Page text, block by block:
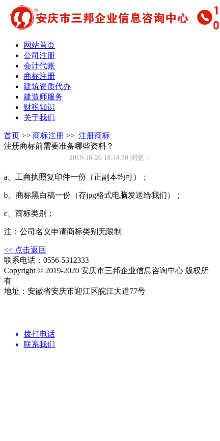
网站首页
公司注册
会计代账
商标注册
建筑资质代办
建造师服务
财税知识
关于我们
首页 >> 商标注册 >> 注册商标
注册商标前需要准备哪些资料？
2019-10-26 18:14:30 浏览：
a、工商执照复印件一份（正副本均可）；
b、商标黑白稿一份（存jpg格式电脑发送给我们）；
c、商标类别；
注：公司名义申请商标类别无限制
<< 点击返回
联系电话：0556-5312333
Copyright © 2019-2020 安庆市三邦企业信息咨询中心 版权所
有
地址：安徽省安庆市迎江区皖江大道77号
拨打电话
联系我们